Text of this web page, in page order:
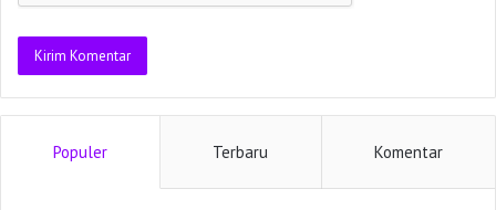
Populer Terbaru Komentar